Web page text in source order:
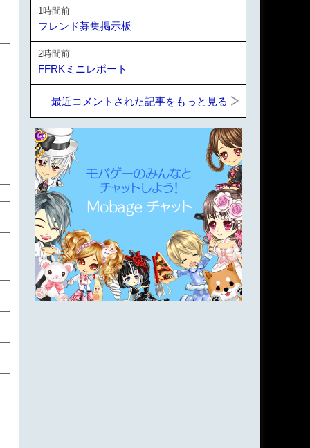
1時間前
フレンド募集掲示板
2時間前
FFRKミニレポート
最近コメントされた記事をもっと見る